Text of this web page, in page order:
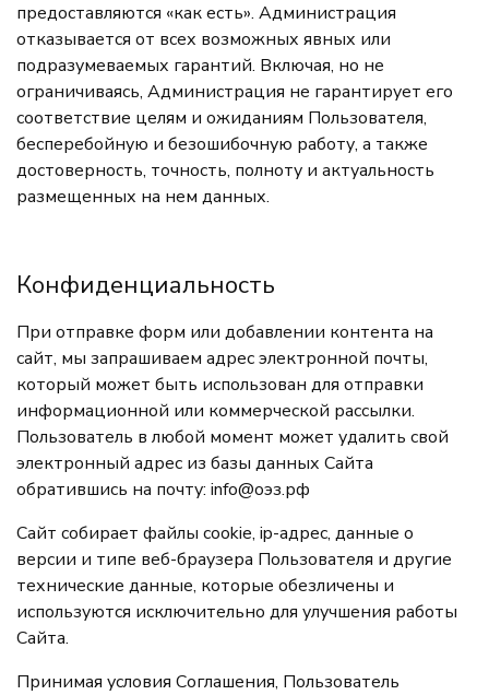
предоставляются «как есть». Администрация
отказывается от всех возможных явных или
подразумеваемых гарантий. Включая, но не
ограничиваясь, Администрация не гарантирует его
соответствие целям и ожиданиям Пользователя,
бесперебойную и безошибочную работу, а также
достоверность, точность, полноту и актуальность
размещенных на нем данных.
Конфиденциальность
При отправке форм или добавлении контента на
сайт, мы запрашиваем адрес электронной почты,
который может быть использован для отправки
информационной или коммерческой рассылки.
Пользователь в любой момент может удалить свой
электронный адрес из базы данных Сайта
обратившись на почту: info@оэз.рф
Сайт собирает файлы cookie, ip-адрес, данные о
версии и типе веб-браузера Пользователя и другие
технические данные, которые обезличены и
используются исключительно для улучшения работы
Сайта.
Принимая условия Соглашения, Пользователь